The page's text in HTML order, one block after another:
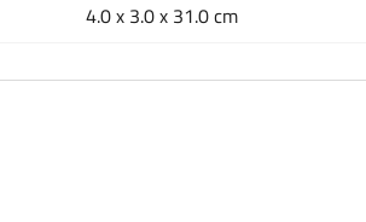
4.0 x 3.0 x 31.0 cm